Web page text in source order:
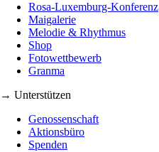
Rosa-Luxemburg-Konferenz
Maigalerie
Melodie & Rhythmus
Shop
Fotowettbewerb
Granma
→ Unterstützen
Genossenschaft
Aktionsbüro
Spenden